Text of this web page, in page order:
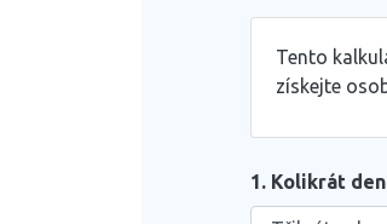
Tento
získejte
1. Kolikrát